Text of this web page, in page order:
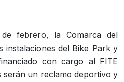
febrero, la Comarca del
instalaciones del Bike Park y
con cargo al FITE
serán un reclamo deportivo y